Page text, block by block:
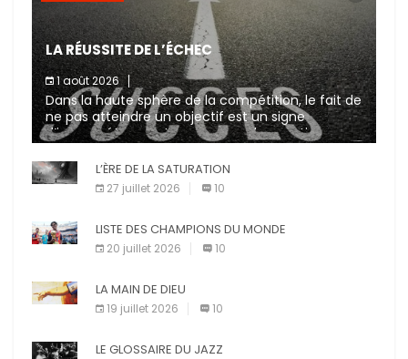
LA RÉUSSITE DE L’ÉCHEC
1 août 2026
Dans la haute sphère de la compétition, le fait de
ne pas atteindre un objectif est un signe
d’incompétence et une source de sanctions
diverses (avertissement, […]
L’ÈRE DE LA SATURATION
27 juillet 2026 10
LISTE DES CHAMPIONS DU MONDE
20 juillet 2026 10
LA MAIN DE DIEU
19 juillet 2026 10
LE GLOSSAIRE DU JAZZ